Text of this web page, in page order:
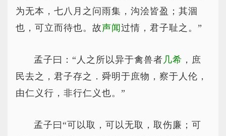
为无本，七八月之问雨集，沟浍皆盈；其涸
也，可立而待也。故声闻 过情，君子耻之。”
孟子曰：“人之所以异于禽兽者 几希 ，庶
民去之，君子存之．舜明于庶物，察于人伦，
由仁义行，非行仁义也。”
孟子曰“可以取，可以无取，取伤廉；可